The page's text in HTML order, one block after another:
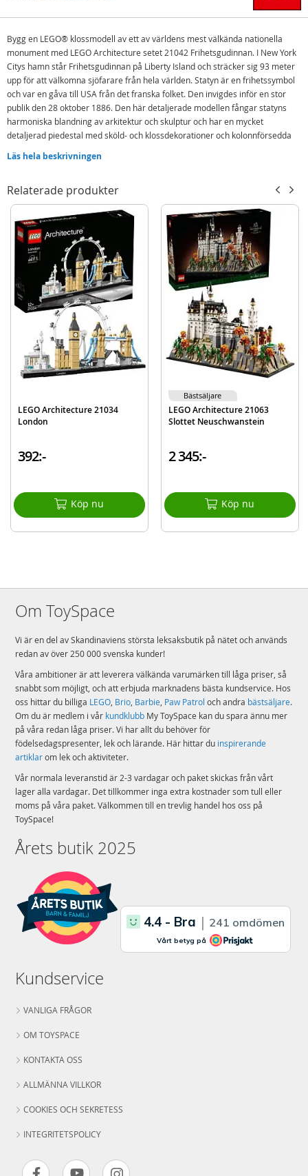
Bygg en LEGO® klossmodell av ett av världens mest välkända nationella
monument med LEGO Architecture setet 21042 Frihetsgudinnan. I New York
Citys hamn står Frihetsgudinnan på Liberty Island och sträcker sig 93 meter
upp för att välkomna sjöfarare från hela världen. Statyn är en frihetssymbol
och var en gåva till USA från det franska folket. Den invigdes inför en stor
publik den 28 oktober 1886. Den här detaljerade modellen fångar statyns
harmoniska blandning av arkitektur och skulptur och har en mycket
detaljerad piedestal med sköld- och klossdekorationer och kolonnförsedda
brutna bojor, krona med 7 pikar, ikonisk tavla och en gyllene fackla i den
autentisk sandgrön och beige färgskala och fulländas med en dekorativ
namnskylt.
Antal delar: 1685 st
Rek.ålder: från 16 år
information
21042
EAN 5702016111859
Aktuellt Bästsäljare
Läs hela beskrivningen
Relaterade produkter
LEGO Architecture 21034
London
392:-
Köp nu
LEGO Architecture 21063
Slottet Neuschwanstein
2 345:-
Köp nu
Bästsäljare
Om ToySpace
Vi är en del av Skandinaviens största leksaksbutik på nätet och används
redan av över 250 000 svenska kunder!
Våra ambitioner är att leverera välkända varumärken till låga priser, så
snabbt som möjligt, och att erbjuda marknadens bästa kundservice. Hos
oss hittar du billiga LEGO, Brio, Barbie, Paw Patrol och andra bästsäljare.
Om du är medlem i vår kundklubb My ToySpace kan du spara ännu mer
på våra redan låga priser. Vi har allt du behöver för
födelsedagspresenter, lek och lärande. Här hittar du inspirerande
artiklarom lek och aktiviteter.
Vår normala leveranstid är 2-3 vardagar och paket skickas från vårt
lager alla vardagar. Det tillkommer inga extra kostnader som tull eller
moms på våra paket. Välkommen till en trevlig handel hos oss på
ToySpace!
Årets butik 2025
Kundservice
VANLIGA FRÅGOR
OM TOYSPACE
KONTAKTA OSS
ALLMÄNNA VILLKOR
COOKIES OCH SEKRETESS
INTEGRITETSPOLICY